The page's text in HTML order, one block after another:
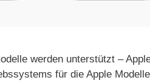
werden unterstützt –
für die Apple